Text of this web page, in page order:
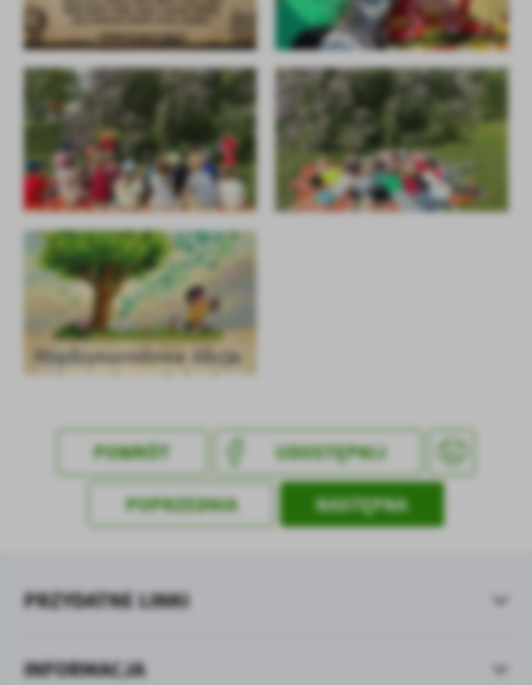
treści w postaci wiadomości, ofert, komunikatów mediów
społecznościowych.
POWRÓT UDOSTĘPNIJ
POPRZEDNIA NASTĘPNA
PRZYDATNE LINKI
INFORMACJA